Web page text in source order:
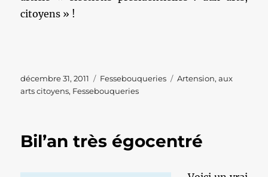
citoyens » !
Publié
le
décembre 31, 2011 Catégories
Fessebouqueries Étiquettes
Artension,aux
arts citoyens, Fessebouqueries
Bil’an très égocentré